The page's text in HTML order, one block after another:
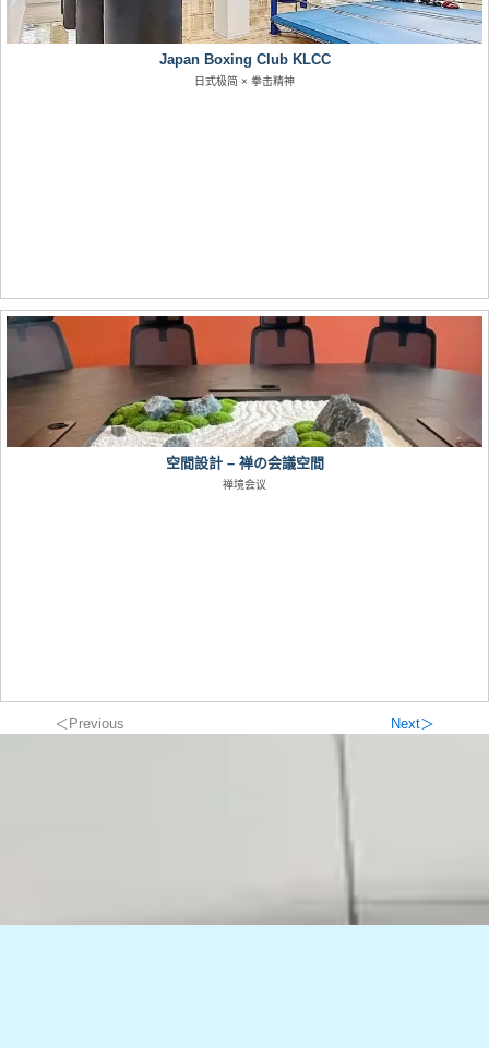
Japan Boxing Club KLCC
日式极简 × 拳击精神
空間設計 – 禅の会議空間
禅境会议
＜Previous Next＞